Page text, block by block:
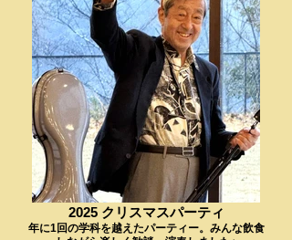
2025 クリスマスパーティ
年に1回の学科を越えたパーティー。みんな飲食